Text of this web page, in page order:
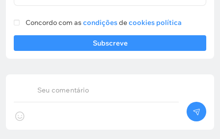
Concordo com ascondiçõesdecookies política
Subscreve
Seu comentário